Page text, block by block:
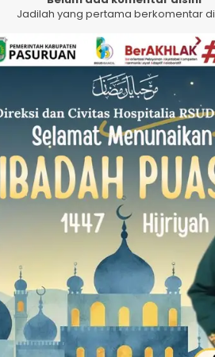
Jadilah yang pertama berkomentar